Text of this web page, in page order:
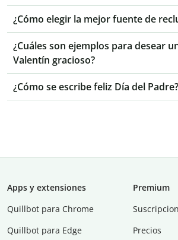
¿Cómo elegir la mejor fuente de
¿Cuáles son ejemplos para desear
Valentín gracioso?
¿Cómo se escribe feliz Día del Padre?
Apps y extensiones
Quillbot para Chrome
Quillbot para Edge
Premium
Precios